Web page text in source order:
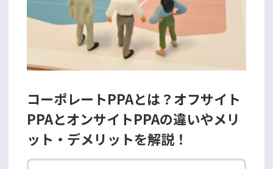
コーポレートPPAとは？オフサイト
PPAとオンサイトPPAの違いやメリ
ット・デメリットを解説！